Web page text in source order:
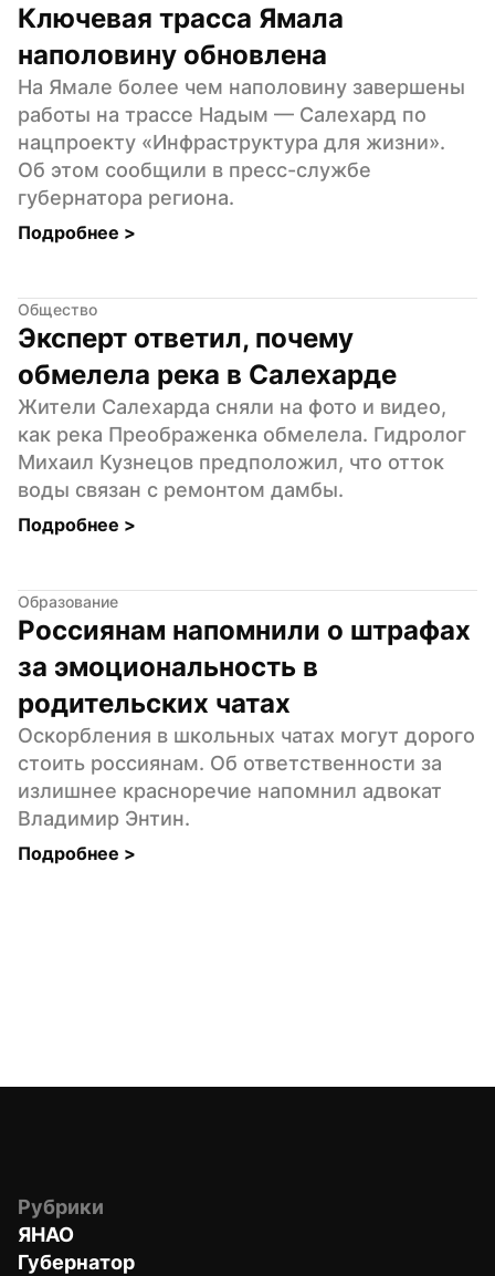
Ключевая трасса Ямала
наполовину обновлена
На Ямале более чем наполовину завершены
работы на трассе Надым — Салехард по
нацпроекту «Инфраструктура для жизни».
Об этом сообщили в пресс-службе
губернатора региона.
Подробнее >
Общество
Эксперт ответил, почему
обмелела река в Салехарде
Жители Салехарда сняли на фото и видео,
как река Преображенка обмелела. Гидролог
Михаил Кузнецов предположил, что отток
воды связан с ремонтом дамбы.
Подробнее >
Образование
Россиянам напомнили о штрафах
за эмоциональность в
родительских чатах
Оскорбления в школьных чатах могут дорого
стоить россиянам. Об ответственности за
излишнее красноречие напомнил адвокат
Владимир Энтин.
Подробнее >
Рубрики
ЯНАО
Губернатор